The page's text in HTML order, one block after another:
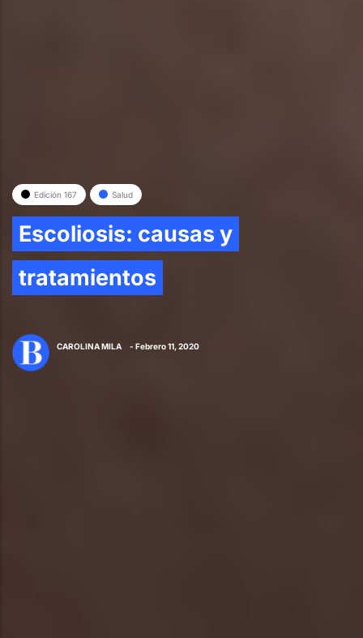
Edición 167 Salud
Escoliosis: causas y
tratamientos
CAROLINA MILA - Febrero 11, 2020